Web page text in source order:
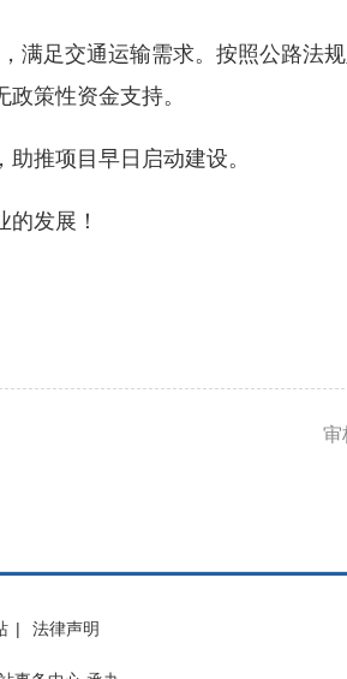
足交通运输需求。按照公路法
策性资金支持。
推项目早日启动建设。
发展！
审
| 法律声明